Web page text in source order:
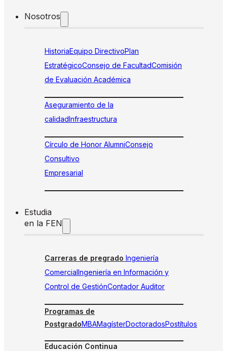
Nosotros
HistoriaEquipo DirectivoPlan
EstratégicoConsejo de FacultadComisión
de Evaluación Académica
Aseguramiento de la
calidadInfraestructura
Círculo de Honor AlumniConsejo
Consultivo
Empresarial
Estudia
en la FEN
Carreras de pregrado Ingeniería
ComercialIngeniería en Información y
Control de GestiónContador Auditor
Programas de
PostgradoMBAMagísterDoctoradosPostítulos
Educación Continua